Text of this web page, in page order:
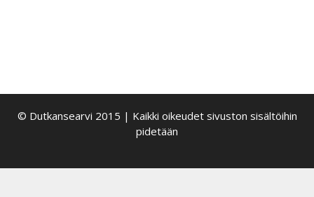
© Dutkansearvi 2015 | Kaikki oikeudet sivuston sisältöihin
pidetään